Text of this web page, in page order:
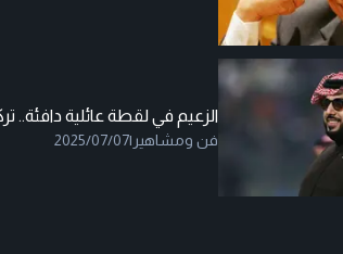
الزعيم في لقطة عائلية دافئة..
فن ومشاهير |
2025/07/07